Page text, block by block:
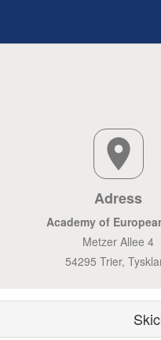
Adress
Academy of
Metzer Allee 4
54295 Trier,